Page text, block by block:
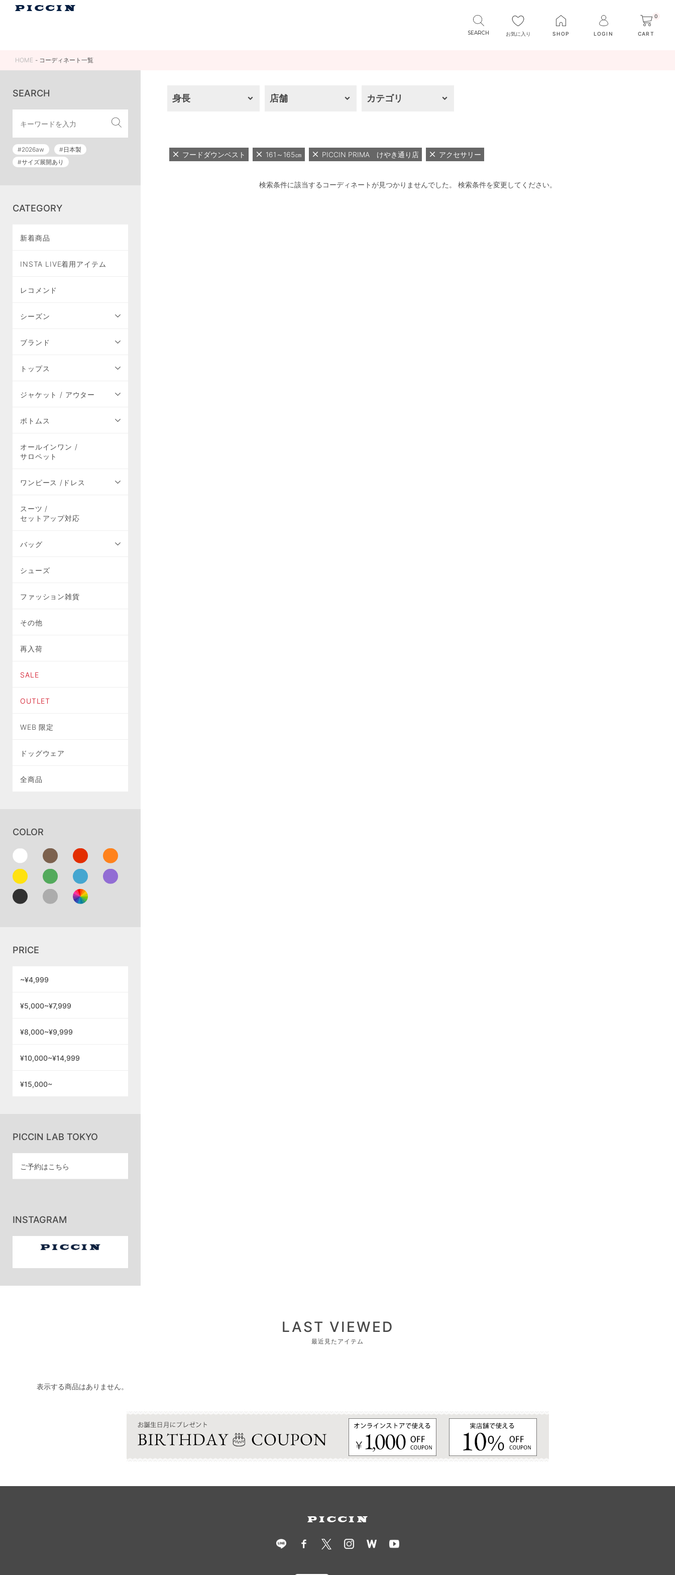
お気に入り SHOP LOGIN
0
CART
HOME コーディネート一覧
SEARCH
#2026aw
#日本製
#サイズ展開あり
CATEGORY
新着商品
INSTA LIVE着用アイテム
レコメンド
シーズン
ブランド
トップス
ジャケット / アウター
ボトムス
オールインワン /
サロペット
ワンピース /ドレス
スーツ /
セットアップ対応
バッグ
シューズ
ファッション雑貨
その他
再入荷
SALE
OUTLET
WEB 限定
ドッグウェア
全商品
COLOR
PRICE
~¥4,999
¥5,000~¥7,999
¥8,000~¥9,999
¥10,000~¥14,999
¥15,000~
PICCIN LAB TOKYO
ご予約はこちら
INSTAGRAM
身長 店舗 カテゴリ
フードダウンベスト 161～165㎝ PICCIN PRIMA けやき通り店 アクセサリー
検索条件に該当するコーディネートが見つかりませんでした。 検索条件を変更してください。
LAST VIEWED
最近見たアイテム
表示する商品はありません。